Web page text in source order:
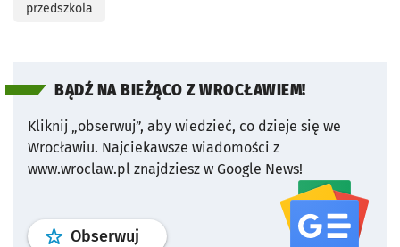
przedszkola
BĄDŹ NA BIEŻĄCO Z WROCŁAWIEM!
Kliknij „obserwuj”, aby wiedzieć, co dzieje się we
Wrocławiu. Najciekawsze wiadomości z
www.wroclaw.pl znajdziesz w Google News!
Obserwuj profil serwisu